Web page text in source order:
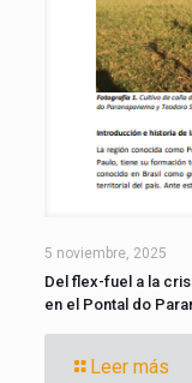
5 noviembre, 2025
Del flex-fuel a la
en el Pontal do
Leer más